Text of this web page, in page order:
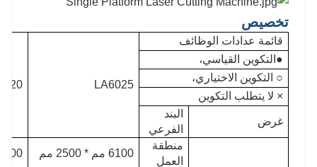
تخصيص
قائمة عدادات الوظائف
LA6025
●التكوين القياسي،
○ التكوين الاختياري،
× لا يتطلب التكوين
غرض
البند
الفرعي
منطقة
العمل
6100 مم * 2500 مم
6100 مم *